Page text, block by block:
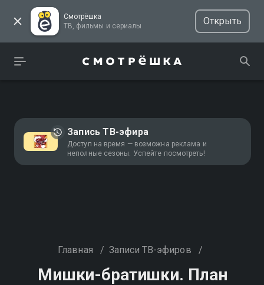
Смотрёшка
ТВ, фильмы и сериалы
Открыть
Запись ТВ-эфира
Доступ на время — возможна реклама и
неполные сезоны. Успейте посмотреть!
Главная / Записи ТВ-эфиров /
Мишки-братишки. План